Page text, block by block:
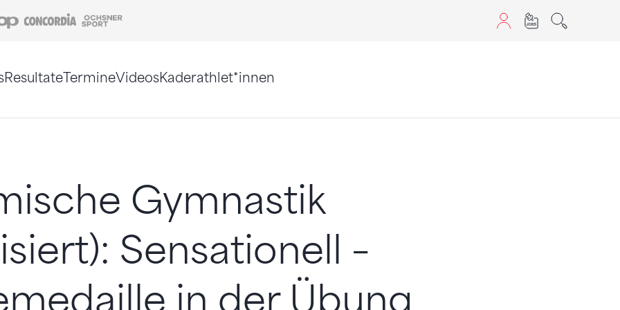
Coop Concordia
ResultateTermineVideosKaderathlet*innen
Gymnastik
Sensationell –
in der Übung